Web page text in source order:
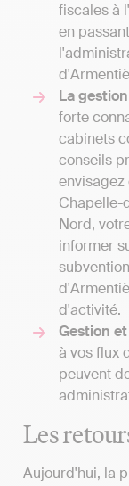
fiscales à
en
La
forte
cabinets
conseils
Chapelle-
Nord,
informer
d'activité.
Gestion
à vos flux
peuvent
Les
Aujourd'hui, la